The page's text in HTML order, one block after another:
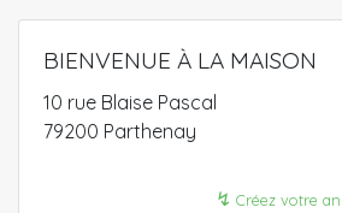
BIENVENUE À LA MAISON
10 rue Blaise Pascal
79200 Parthenay
↯ Créez votre